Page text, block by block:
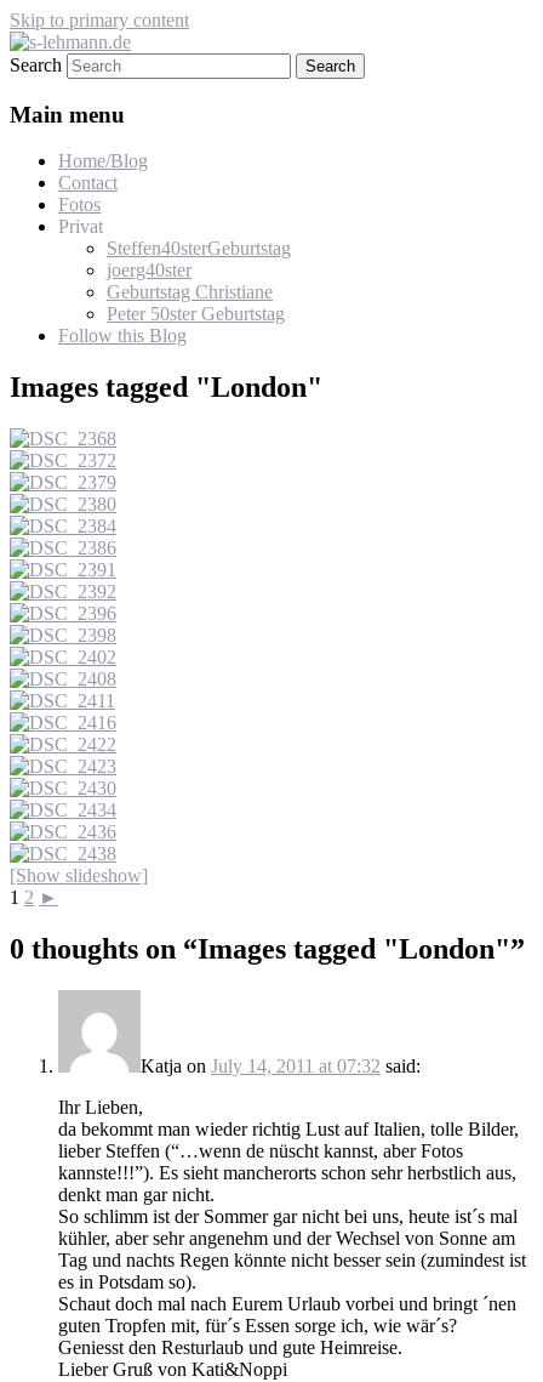
Skip to primary content
s-lehmann.de
Search
Main menu
Home/Blog
Contact
Fotos
Privat
Steffen40sterGeburtstag
joerg40ster
Geburtstag Christiane
Peter 50ster Geburtstag
Follow this Blog
Images tagged "London"
[Show slideshow]
1 2 ►
0 thoughts on “Images tagged "London"”
Katja on July 14, 2011 at 07:32 said:
Ihr Lieben,
da bekommt man wieder richtig Lust auf Italien, tolle Bilder,
lieber Steffen (“…wenn de nüscht kannst, aber Fotos
kannste!!!”). Es sieht mancherorts schon sehr herbstlich aus,
denkt man gar nicht.
So schlimm ist der Sommer gar nicht bei uns, heute ist´s mal
kühler, aber sehr angenehm und der Wechsel von Sonne am
Tag und nachts Regen könnte nicht besser sein (zumindest ist
es in Potsdam so).
Schaut doch mal nach Eurem Urlaub vorbei und bringt ´nen
guten Tropfen mit, für´s Essen sorge ich, wie wär´s?
Geniesst den Resturlaub und gute Heimreise.
Lieber Gruß von Kati&Noppi